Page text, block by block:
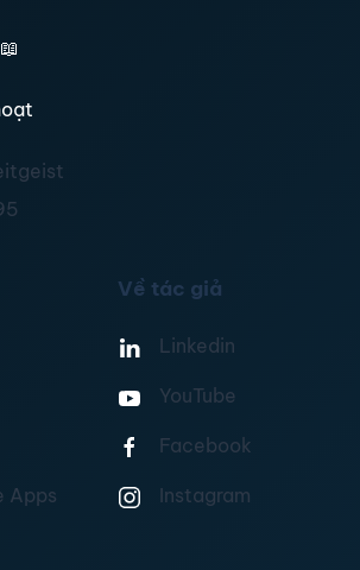
📖
Apps
Về tác giả
Linkedin
YouTube
Facebook
Instagram